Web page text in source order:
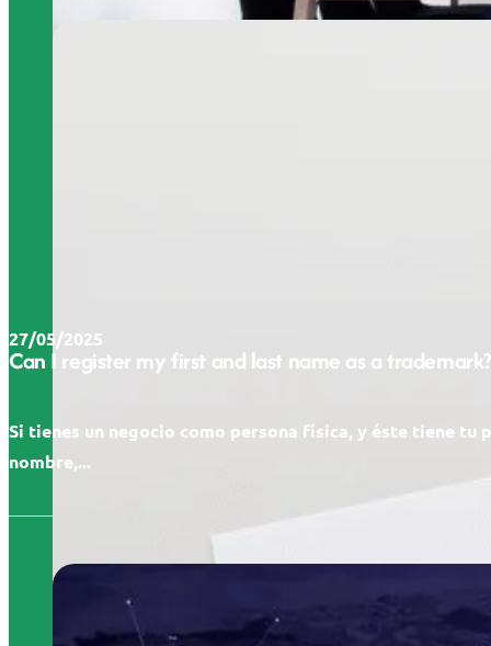
27/05/2025
Can I register my first and last name as a trademark?
Si tienes un negocio como persona física, y éste tiene tu
nombre,...